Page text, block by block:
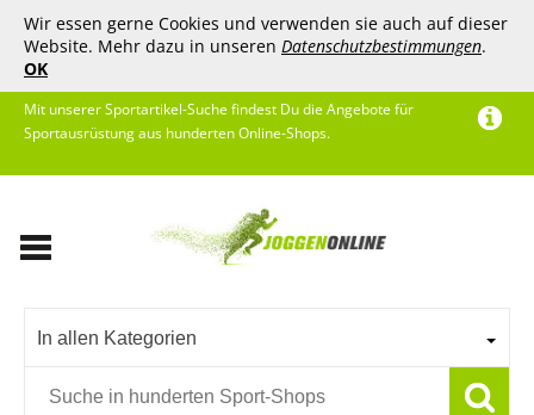
Wir essen gerne Cookies und verwenden sie auch auf dieser
Website. Mehr dazu in unseren Datenschutzbestimmungen.
OK
Mit unserer Sportartikel-Suche findest Du die Angebote für
Sportausrüstung aus hunderten Online-Shops.
In allen Kategorien